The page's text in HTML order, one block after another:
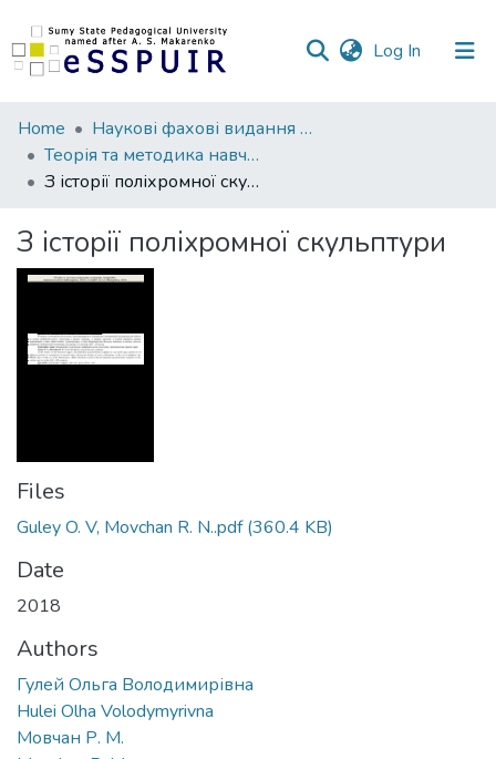
Log In (current)
Communities
&
Collections
Statistics
Home
Наукові фахові видання СумДПУ
Теорія та методика навчання суспільних дисциплін
З історії поліхромної скульптури
З історії поліхромної скульптури
Files
Gulеy O. V, Movchan R. N..pdf(360.4 KB)
Date
2018
Authors
Гулей Ольга Володимирівна
Hulei Olha Volodymyrivna
Мовчан Р. М.